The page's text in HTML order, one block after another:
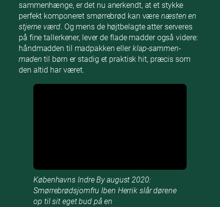
sammenhænge, er det nu anerkendt, at et stykke
perfekt komponeret smørrebrød kan værenæsten en
stjerne værd. Og mens de højtbelagte atter serveres
på fine tallerkener, lever de flade madder også videre:
håndmadden til madpakken ellerklap-sammen-
maden til børn er stadig et praktisk hit, præcis som
den altid har været.
Københavns Indre By august 2020:
Smørrebrødsjomfru Iben Herrik slår dørene
op til sit eget bud på en